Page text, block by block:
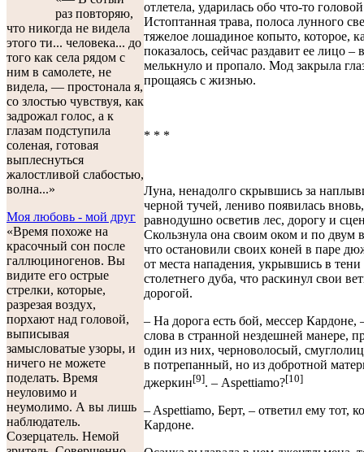
раз повторяю,
что никогда не видела
этого ти... человека... до
того как села рядом с
ним в самолете, не
видела, — простонала я,
со злостью чувствуя, как
задрожал голос, а к
глазам подступила
соленая, готовая
выплеснуться
жалостливой слабостью,
волна...»
Моя любовь - мой друг
«Время похоже на
красочный сон после
галлюциногенов. Вы
видите его острые
стрелки, которые,
разрезая воздух,
порхают над головой,
выписывая
замысловатые узоры, и
ничего не можете
поделать. Время
неуловимо и
неумолимо. А вы лишь
наблюдатель.
Созерцатель. Немой
отлетела, ударилась обо что-то
Истоптанная трава, полоса лунного
тяжелое лошадиное копыто, которое,
показалось, сейчас раздавит ее лицо –
мелькнуло и пропало. Мод закрыла
прощаясь с жизнью.
* * *
Луна, ненадолго скрывшись за
черной тучей, лениво появилась вновь,
равнодушно осветив лес, дорогу и
Скользнула она своим оком и по двум
что остановили своих коней в паре
от места нападения, укрывшись в
столетнего дуба, что раскинул свои
дорогой.
– На дорога есть бой, мессер Кардоне,
слова в странной нездешней манере,
один из них, черноволосый,
в потрепанный, но из добротной
джеркин[9]. – Aspettiamo?[10]
– Aspettiamo, Берт, – ответил ему тот,
Кардоне.